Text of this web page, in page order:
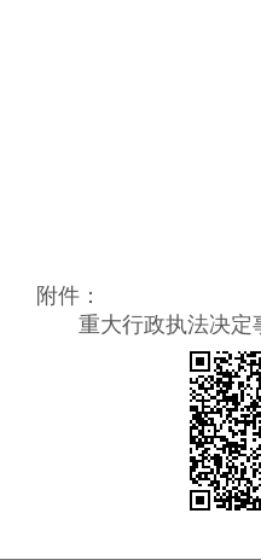
附件：
重大行政执法决定